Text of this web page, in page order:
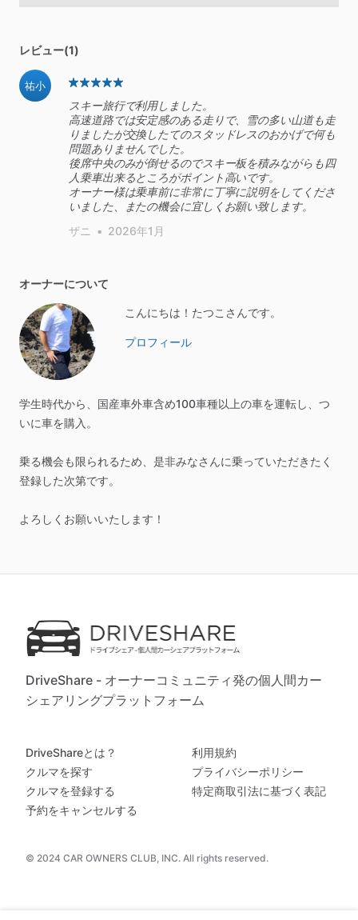
レビュー(1)
祐小
スキー旅行で利用しました。
高速道路では安定感のある走りで、雪の多い山道も走
りましたが交換したてのスタッドレスのおかげで何も
問題ありませんでした。
後席中央のみが倒せるのでスキー板を積みながらも四
人乗車出来るところがポイント高いです。
オーナー様は乗車前に非常に丁寧に説明をしてくださ
いました、またの機会に宜しくお願い致します。
ザニ
• 2026年1月
オーナーについて
こんにちは！たつこさんです。
プロフィール
学生時代から、国産車外車含め100車種以上の車を運転し、つ
いに車を購入。
乗る機会も限られるため、是非みなさんに乗っていただきたく
登録した次第です。
よろしくお願いいたします！
DriveShare - オーナーコミュニティ発の個人間カー
シェアリングプラットフォーム
© 2024 CAR OWNERS CLUB, INC. All rights reserved.
DriveShareとは？
クルマを探す
クルマを登録する
予約をキャンセルする
利用規約
プライバシーポリシー
特定商取引法に基づく表記